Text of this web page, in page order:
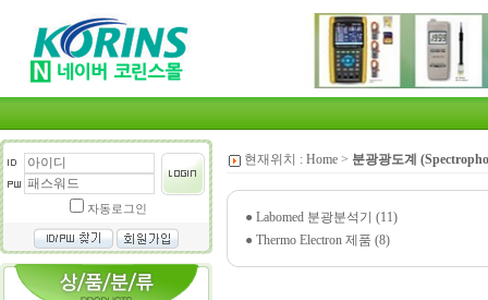
자동로그인
현재위치 : Home > 분광광도계
● Labomed 분광분석기 (11)
● Thermo Electron 제품 (8)